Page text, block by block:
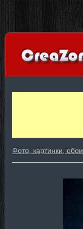
Фото, картинки, обои